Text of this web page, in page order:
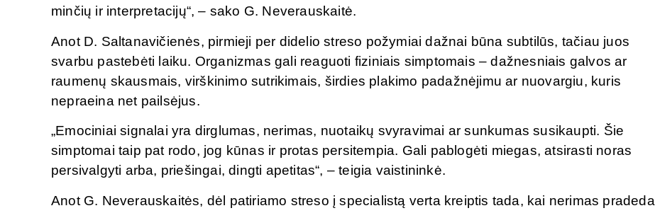
minčių ir interpretacijų“, – sako G. Neverauskaitė.
Anot D. Saltanavičienės, pirmieji per didelio streso požymiai dažnai būna subtilūs, tačiau juos
svarbu pastebėti laiku. Organizmas gali reaguoti fiziniais simptomais – dažnesniais galvos ar
raumenų skausmais, virškinimo sutrikimais, širdies plakimo padažnėjimu ar nuovargiu, kuris
nepraeina net pailsėjus.
„Emociniai signalai yra dirglumas, nerimas, nuotaikų svyravimai ar sunkumas susikaupti. Šie
simptomai taip pat rodo, jog kūnas ir protas persitempia. Gali pablogėti miegas, atsirasti noras
persivalgyti arba, priešingai, dingti apetitas“, – teigia vaistininkė.
Anot G. Neverauskaitės, dėl patiriamo streso į specialistą verta kreiptis tada, kai nerimas pradeda